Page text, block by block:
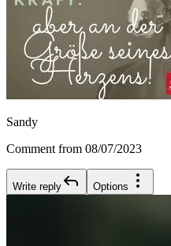
Sandy
Comment from 08/07/2023
Write reply Options